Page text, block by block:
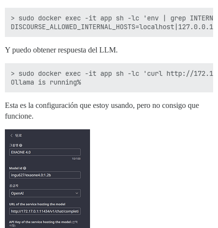
> sudo docker exec -it app sh -lc 'env | grep
Y puedo obtener respuesta del LLM.
> sudo docker exec -it app sh -lc 'curl http://
Esta es la configuración que estoy usando, pero no consigo que
funcione.